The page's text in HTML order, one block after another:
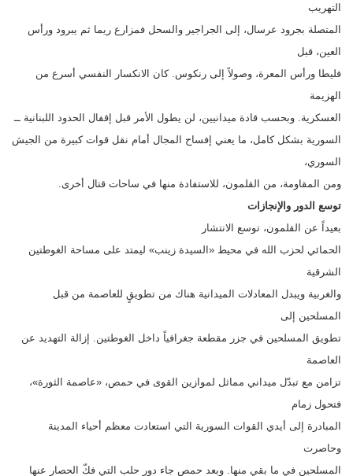
التهريب
المتصلة بجرود عرسال، إلى الجراجير والسحل فمزارع ريما ثم يبرود ورأس
العين، قبل
فليطا ورأس المعرة، وصولاً إلى رنكوس. كان الانكسار النفسي أسرع من
الهزيمة
العسكرية. وبحسب قادة ميدانيين، لن يطول الأمر قبل إقفال الحدود اللبنانية ــ
السورية بشكل كامل، ما يعني إفساح المجال أمام نقل قوات كبيرة من الجيش
السوري،
ومن المقاومة، من القلمون، للاستفادة منها في ساحات قتال أخرى.
توسع الدور والإنجازات
بعيداً عن القلمون، توسع الانتشار
الحمائي لحزب الله في محيط «السيدة زينب» ليمتد على مساحة الغوطتين
الشرقية
والغربية ويبدل المعادلات الميدانية هناك من تطويقٍ للعاصمة من قبل
المسلحين إلى
تطويق المسلحين في جزر مقطعة جغرافياً داخل الغوطتين. إزالة التهديد عن
العاصمة
تزامن مع تبدّل ميداني مماثل لموازين القوى في حمص، «عاصمة الثورة»،
فتحول زمام
المبادرة إلى أيدي القوات السورية التي استعادت معظم أحياء المدينة
وحاصرت
المسلحين في ما بقي منها. وبعد حمص جاء دور حلب التي فكّ الحصار عنها